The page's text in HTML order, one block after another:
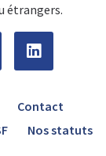
étrangers.
Contact
Nos statuts